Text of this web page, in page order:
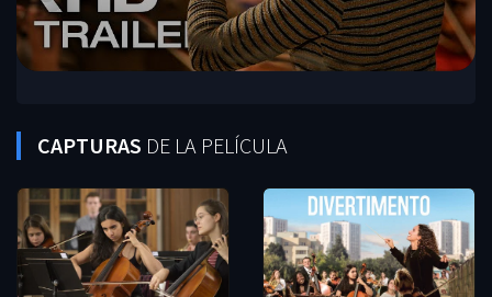
CAPTURAS DE LA PELÍCULA